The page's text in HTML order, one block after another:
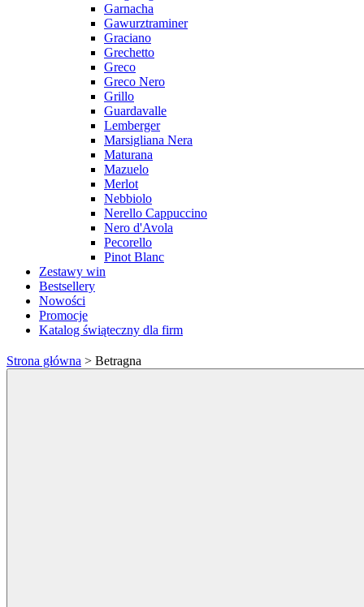
Garnacha
Gawurztraminer
Graciano
Grechetto
Greco
Greco Nero
Grillo
Guardavalle
Lemberger
Marsigliana Nera
Maturana
Mazuelo
Merlot
Nebbiolo
Nerello Cappuccino
Nero d'Avola
Pecorello
Pinot Blanc
Zestawy win
Bestsellery
Nowości
Promocje
Katalog świąteczny dla firm
Strona główna > Betragna